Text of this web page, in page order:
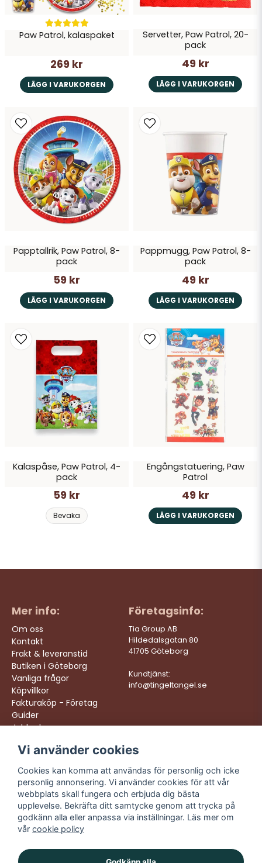
Skicka fråga
Paw Patrol, kalaspaket
269 kr
LÄGG I VARUKORGEN
Servetter, Paw Patrol, 20-
pack
49 kr
LÄGG I VARUKORGEN
Papptallrik, Paw Patrol, 8-
pack
59 kr
LÄGG I VARUKORGEN
Pappmugg, Paw Patrol, 8-
pack
49 kr
LÄGG I VARUKORGEN
Kalaspåse, Paw Patrol, 4-
pack
59 kr
Bevaka
Engångstatuering, Paw
Patrol
49 kr
LÄGG I VARUKORGEN
Mer info:
Om oss
Kontakt
Frakt & leveranstid
Butiken i Göteborg
Vanliga frågor
Köpvillkor
Fakturaköp - Företag
Guider
Jobba hos oss
Företagsinfo:
Tia Group AB
Hildedalsgatan 80
41705 Göteborg
Kundtjänst:
info@tingeltangel.se
Följ oss:
Instagram
Facebook
TikTok
YouTube
Vi levererar:
Snabba leveranser
Trygga köp
Fri frakt över 499:-
Trevlig kundtjänst
Vi använder cookies
Cookies kan komma att användas för personlig och icke
personlig annonsering. Vi använder cookies för att vår
webbplats skall fungera och erbjuda dig bästa
upplevelse. Bekräfta ditt samtycke genom att trycka på
godkänn alla eller anpassa via inställningar. Läs mer om
vår cookie policy